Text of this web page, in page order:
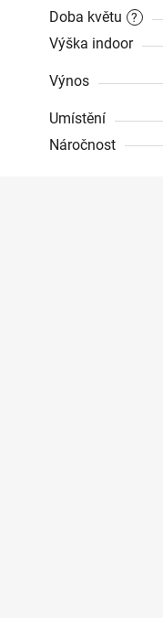
?
Doba květu
Výška indoor
Výnos
Umístění
Náročnost